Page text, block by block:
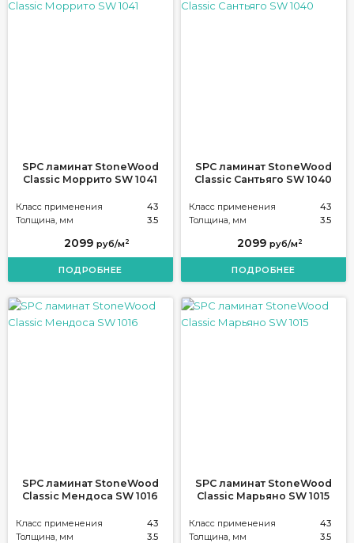
SPC ламинат StoneWood
Classic Моррито SW 1041
Класс применения
43
Толщина, мм
3.5
2099 руб/м 2
ПОДРОБНЕЕ
SPC ламинат StoneWood
Classic Сантьяго SW 1040
Класс применения
43
Толщина, мм
3.5
2099 руб/м 2
ПОДРОБНЕЕ
SPC ламинат StoneWood
Classic Мендоса SW 1016
Класс применения
43
Толщина, мм
3.5
SPC ламинат StoneWood
Classic Марьяно SW 1015
Класс применения
43
Толщина, мм
3.5